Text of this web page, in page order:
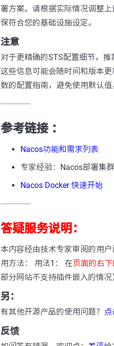
署方案。请根据实际情况调整
保符合您的基础设施设定。
注意
对于更精确的STS配置细节，
这些信息可能会随时间和版本
数的配置指南，避免使用默认值
---------------
参考链接 ：
Nacos功能和需求列表
专家经验：Nacos部署集
Nacos Docker 快速开始
---------------
答疑服务说明：
本内容经由技术专家审阅的用
用方法： 用法1： 在页面的右
部分网站不支持插件嵌入的情况
另：
有其他开源产品的使用问题？
反馈